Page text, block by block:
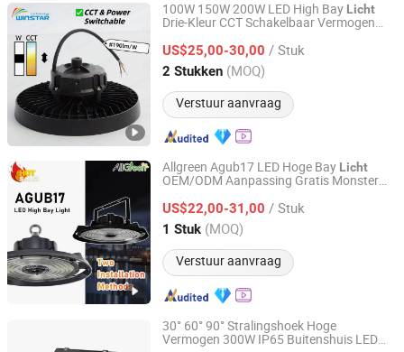
100W 150W 200W LED High Bay Licht
Drie-Kleur CCT Schakelbaar Vermogen
Industriële Plafondverlicht
US$25,00-30,00 / Stuk
2 Stukken (MOQ)
Verstuur aanvraag
DONGGUAN WINSTAR POWER TECHNOLOGY LIMITED
Guangdong, China Sinds 2019
Allgreen Agub17 LED Hoge Bay Licht
OEM/ODM Aanpassing Gratis Monster
Lichtvoor Industriële Commerciële
Verlicht ing
US$22,00-31,00 / Stuk
1 Stuk (MOQ)
Verstuur aanvraag
Jiaxing AllGreen Technology Co., Ltd.
Zhejiang, China Sinds 2025
30° 60° 90° Stralingshoek Hoge
Vermogen 300W IP65 Buitenshuis LED
Shenzhen Qinhan Lighting Co., Ltd.